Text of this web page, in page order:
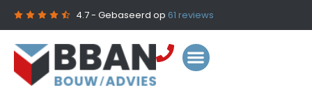
4.7- Gebaseerd op 61 reviews